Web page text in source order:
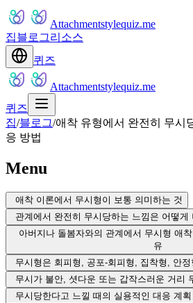
Attachmentstylequiz.me
집블로그리소스
퀴즈
Attachmentstylequiz.me
퀴즈
집/블로그/애착 유형에서 완전히 무시
응 방법
Menu
애착 이론에서 무시형이 보통 의미하는 것
관계에서 완전히 무시당하는 느낌은 어떻게
아버지나 돌봄자와의 관계에서 무시형 애
유
무시형은 회피형, 공포-회피형, 집착형, 안
무시가 불안, 셧다운 또는 갑작스러운 거리
무시당한다고 느낄 때의 실용적인 대응 계획